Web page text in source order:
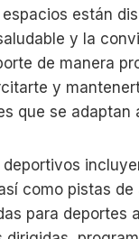
espacios están
y la
de manera
y
que se adaptan
deportivos
como pistas
para deportes